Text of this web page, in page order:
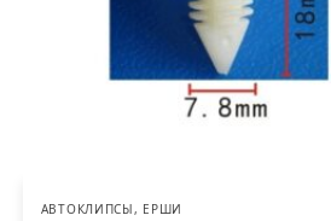
АВТОКЛИПСЫ, ЕРШИ